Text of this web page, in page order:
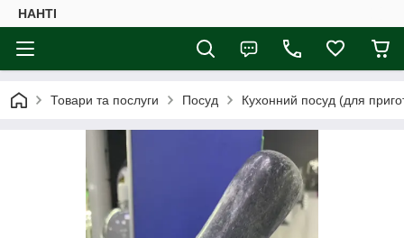
НАНTI
Товари та послуги Посуд Кухонний посуд (для